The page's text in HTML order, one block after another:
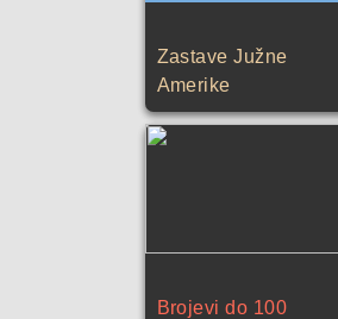
Zastave Južne
Amerike
Brojevi do 100